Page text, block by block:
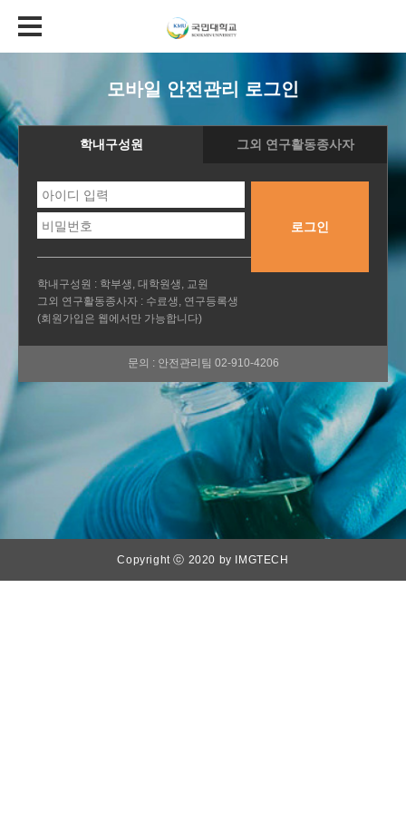
모바일 안전관리 로그인
학내구성원 그외 연구활동종사자
로그인
학내구성원 : 학부생, 대학원생, 교원
그외 연구활동종사자 : 수료생, 연구등록생
(회원가입은 웹에서만 가능합니다)
문의 : 안전관리팀 02-910-4206
Copyright ⓒ 2020 by IMGTECH